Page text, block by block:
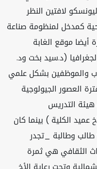
لافتين النظر
كمدخل لمنظومة صناعة
أيضا موقع الغابة
(د.سيد بخت ود.
والموظفين بشكل علمي
العصور الجيولوجية
التدريس
الأخ عميد الكلية ) بينما كان
عدد الطلاب المشاركين يزيد عن ٢٥٠ طالب وطالبة _تجدر
الثقافي هي ثمرة